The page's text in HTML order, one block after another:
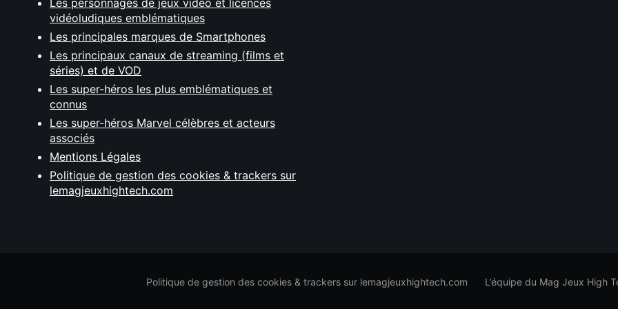
Les personnages de jeux vidéo et licences
vidéoludiques emblématiques
Les principales marques de Smartphones
Les principaux canaux de streaming (films et
séries) et de VOD
Les super-héros les plus emblématiques et
connus
Les super-héros Marvel célèbres et acteurs
associés
Mentions Légales
Politique de gestion des cookies & trackers sur
lemagjeuxhightech.com
Politique de gestion des cookies & trackers sur lemagjeuxhightech.com L’équipe du Mag Jeux High